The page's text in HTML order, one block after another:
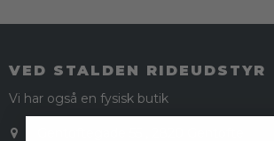
VED STALDEN RIDEUDSTYR
Vi har også en fysisk butik